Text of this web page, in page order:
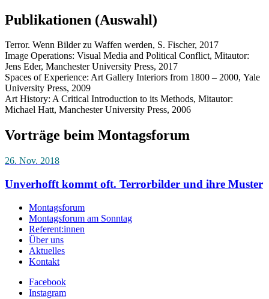
Publikationen (Auswahl)
Terror. Wenn Bilder zu Waffen werden, S. Fischer, 2017
Image Operations: Visual Media and Political Conflict, Mitautor:
Jens Eder, Manchester University Press, 2017
Spaces of Experience: Art Gallery Interiors from 1800 – 2000, Yale
University Press, 2009
Art History: A Critical Introduction to its Methods, Mitautor:
Michael Hatt, Manchester University Press, 2006
Vorträge beim Montagsforum
26. Nov. 2018
Unverhofft kommt oft. Terrorbilder und ihre Muster
Montagsforum
Montagsforum am Sonntag
Referent:innen
Über uns
Aktuelles
Kontakt
Facebook
Instagram